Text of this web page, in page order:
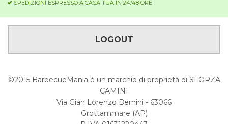
SPEDIZIONI ESPRESSO A CASA TUA IN 24/48 ORE
LOGOUT
©2015 BarbecueMania è un marchio di proprietà di SFORZA
CAMINI
Via Gian Lorenzo Bernini - 63066
Grottammare (AP)